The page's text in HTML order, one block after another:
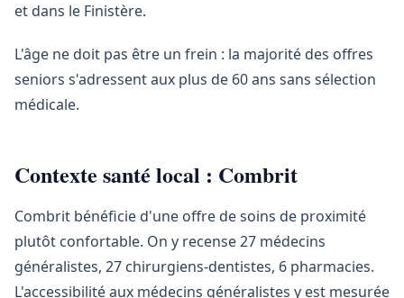
et dans le Finistère.
L'âge ne doit pas être un frein : la majorité des offres
seniors s'adressent aux plus de 60 ans sans sélection
médicale.
Contexte santé local : Combrit
Combrit bénéficie d'une offre de soins de proximité
plutôt confortable. On y recense 27 médecins
généralistes, 27 chirurgiens-dentistes, 6 pharmacies.
L'accessibilité aux médecins généralistes y est mesurée